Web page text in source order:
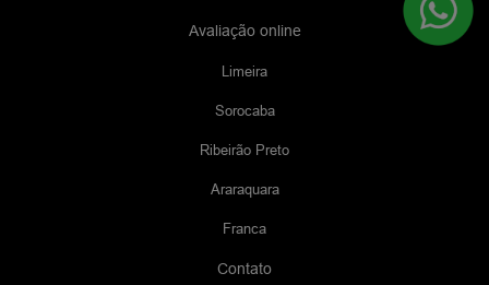
Avaliação online
Limeira
Sorocaba
Ribeirão Preto
Araraquara
Franca
Contato